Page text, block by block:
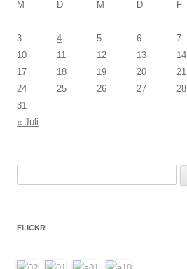
M
D M D F
3
4 5 6 7
10
11 12 13 14
17
18 19 20 21
24
25 26 27 28
31
« Juli
FLICKR